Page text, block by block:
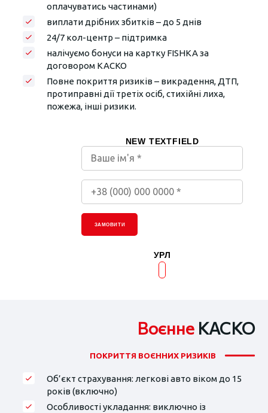
оплачуватись частинами)
виплати дрібних збитків – до 5 днів
24/7 кол-центр – підтримка
налічуємо бонуси на картку FISHKA за
договором КАСКО
Повне покриття ризиків – викрадення, ДТП,
протиправні дії третіх осіб, стихійні лиха,
пожежа, інші ризики.
NEW TEXTFIELD
ЗАМОВИТИ
УРЛ
ВоєннеКАСКО
ПОКРИТТЯ ВОЄННИХ РИЗИКІВ
Об’єкт страхування: легкові авто віком до 15
років (включно)
Особливості укладання: виключно із